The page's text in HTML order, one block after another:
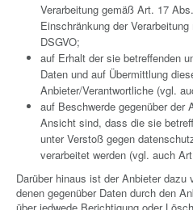
Verarbeitung gemäß Art. 17
Einschränkung der
DSGVO;
auf Erhalt der sie betreffenden
Daten und auf Übermittlung
Anbieter/Verantwortliche (vgl.
auf Beschwerde gegenüber der
Ansicht sind, dass die sie
unter Verstoß gegen
verarbeitet werden (vgl. auch
Darüber hinaus ist der Anbieter dazu
denen gegenüber Daten durch den